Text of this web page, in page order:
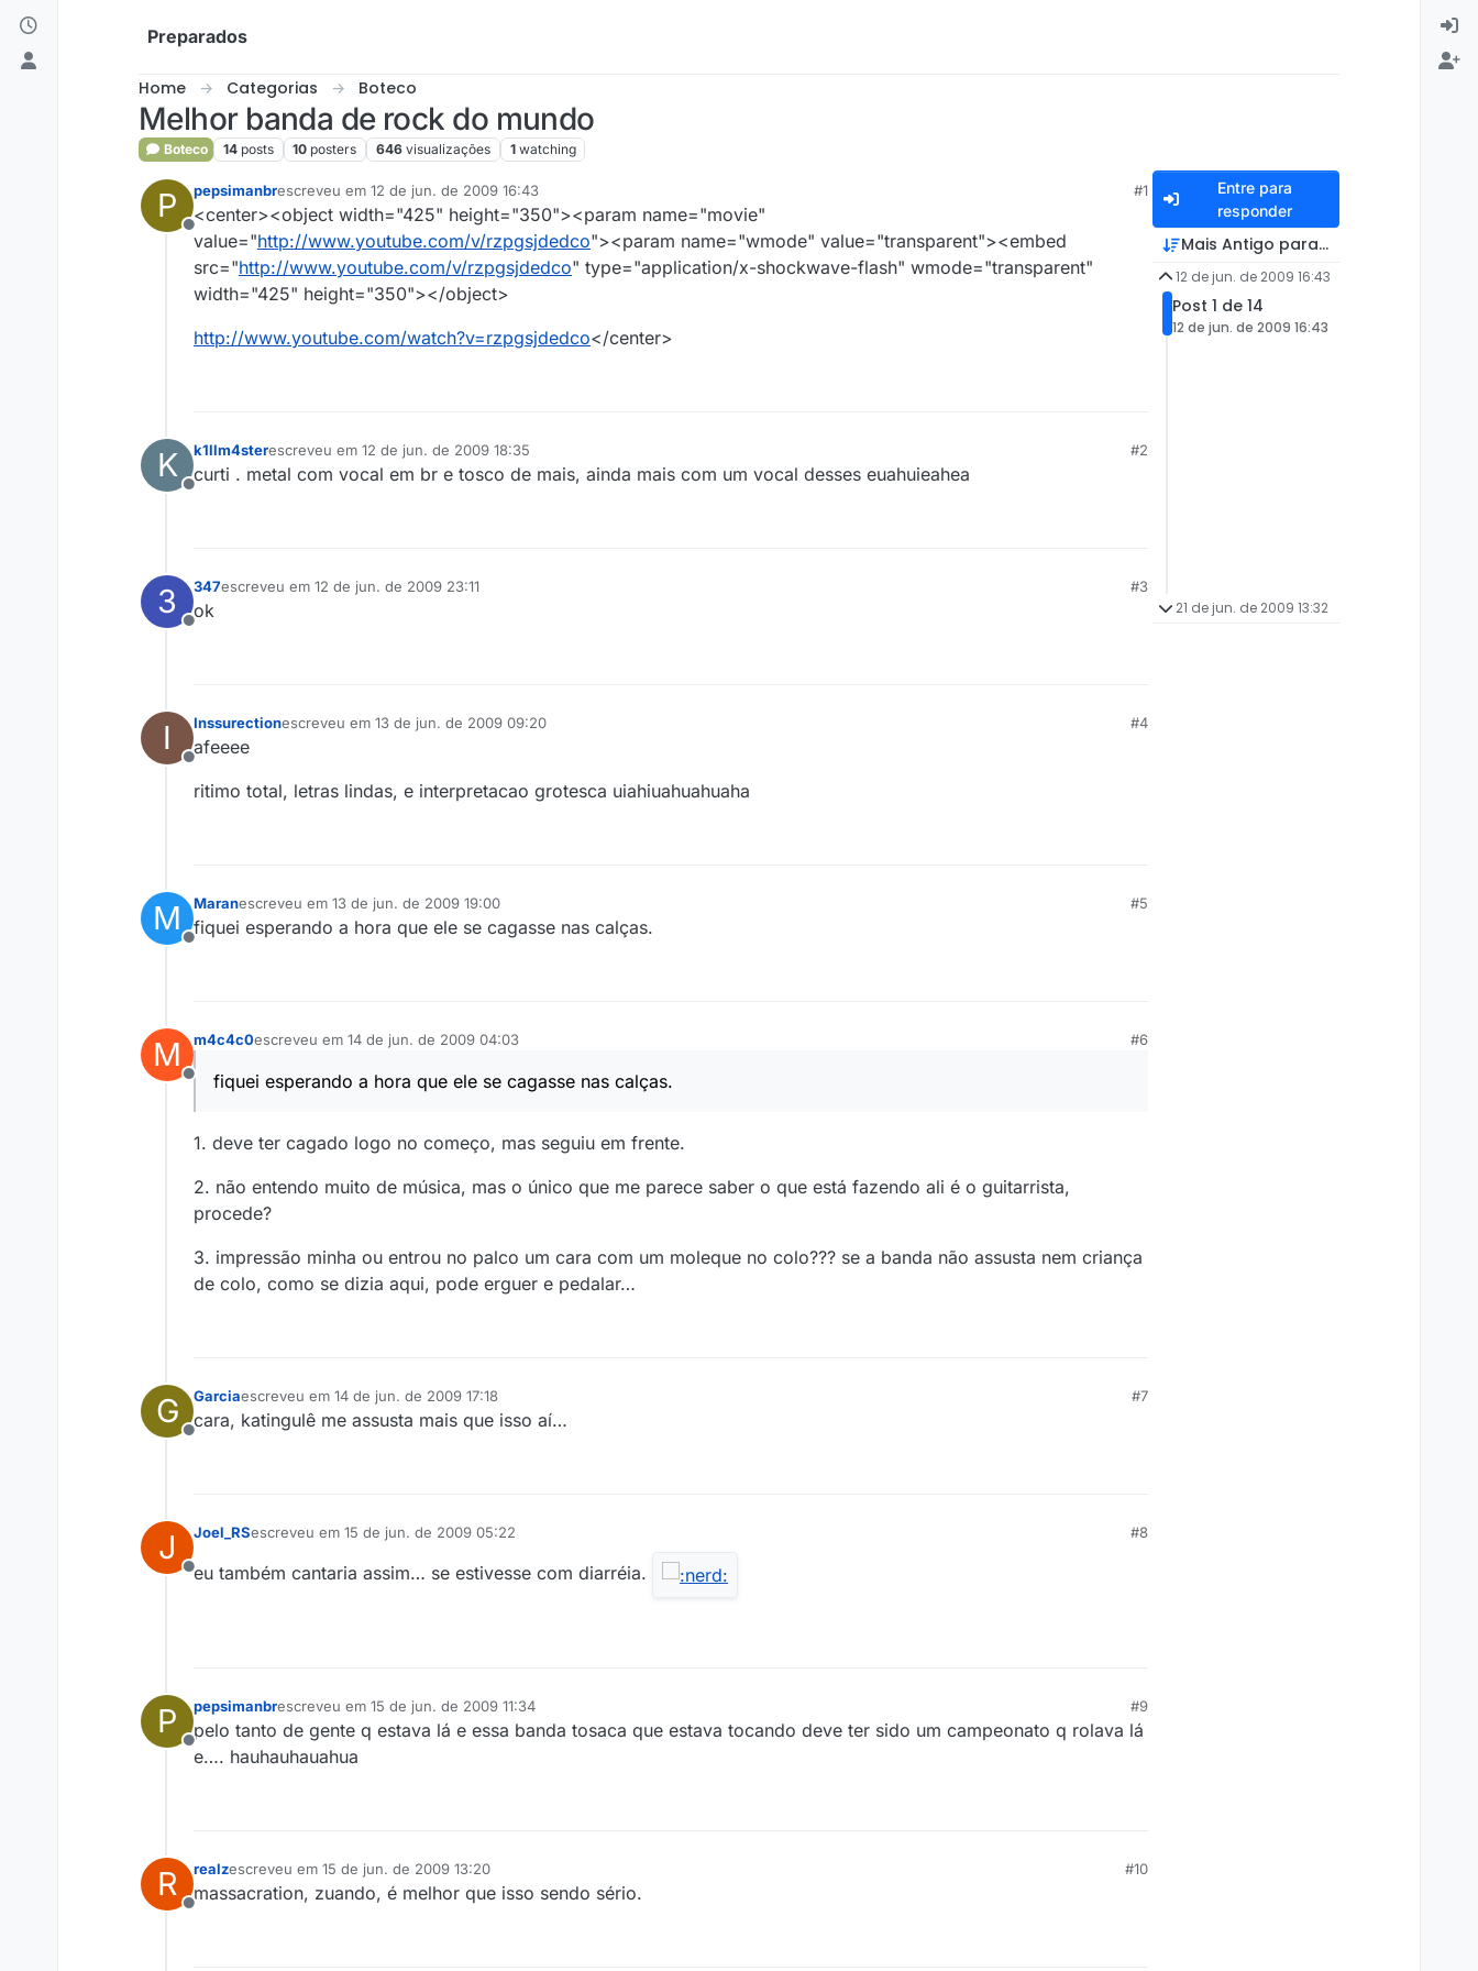
Skip to content
Preparados
Home Categorias Boteco
Melhor banda de rock do mundo
Boteco 14 posts 10 posters 646 visualizações 1 watching
P
Offline
pepsimanbrescreveu em 12 de jun. de 2009 16:43
última edição por6 de dez. de 2009 12:43
#1
<center><object width="425" height="350"><param name="movie"
value="http://www.youtube.com/v/rzpgsjdedco"><param name="wmode" value="transparent"><embed
src="http://www.youtube.com/v/rzpgsjdedco" type="application/x-shockwave-flash" wmode="transparent"
width="425" height="350"></object>
http://www.youtube.com/watch?v=rzpgsjdedco</center>
K
Offline
k1llm4sterescreveu em 12 de jun. de 2009 18:35
última edição por
#2
curti . metal com vocal em br e tosco de mais, ainda mais com um vocal desses euahuieahea
3
Offline
347escreveu em 12 de jun. de 2009 23:11
última edição por
#3
ok
I
Offline
Inssurectionescreveu em 13 de jun. de 2009 09:20
última edição por
#4
afeeee
ritimo total, letras lindas, e interpretacao grotesca uiahiuahuahuaha
M
Offline
Maranescreveu em 13 de jun. de 2009 19:00
última edição por
#5
fiquei esperando a hora que ele se cagasse nas calças.
M
Offline
m4c4c0escreveu em 14 de jun. de 2009 04:03
última edição por
#6
fiquei esperando a hora que ele se cagasse nas calças.
1. deve ter cagado logo no começo, mas seguiu em frente.
2. não entendo muito de música, mas o único que me parece saber o que está fazendo ali é o guitarrista,
procede?
3. impressão minha ou entrou no palco um cara com um moleque no colo??? se a banda não assusta nem criança
de colo, como se dizia aqui, pode erguer e pedalar…
G
Offline
Garciaescreveu em 14 de jun. de 2009 17:18
última edição por
#7
cara, katingulê me assusta mais que isso aí…
J
Offline
Joel_RSescreveu em 15 de jun. de 2009 05:22
última edição por
#8
eu também cantaria assim… se estivesse com diarréia.
P
Offline
pepsimanbrescreveu em 15 de jun. de 2009 11:34
última edição por
#9
pelo tanto de gente q estava lá e essa banda tosaca que estava tocando deve ter sido um campeonato q rolava lá
e…. hauhauhauahua
R
Offline
realzescreveu em 15 de jun. de 2009 13:20
última edição por
#10
massacration, zuando, é melhor que isso sendo sério.
Entre para
responder
Mais Antigo para Mais Recente
12 de jun. de 2009 16:43
Post 1 de 14
12 de jun. de 2009 16:43
21 de jun. de 2009 13:32